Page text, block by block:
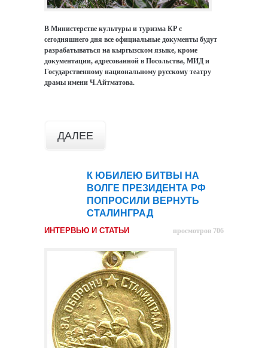
В Министерстве культуры и туризма КР с
сегодняшнего дня все официальные документы будут
разрабатываться на кыргызском языке, кроме
документации, адресованной в Посольства, МИД и
Государственному национальному русскому театру
драмы имени Ч.Айтматова.
ДАЛЕЕ
К ЮБИЛЕЮ БИТВЫ НА
ВОЛГЕ ПРЕЗИДЕНТА РФ
ПОПРОСИЛИ ВЕРНУТЬ
СТАЛИНГРАД
ИНТЕРВЬЮ И СТАТЬИ просмотров 706